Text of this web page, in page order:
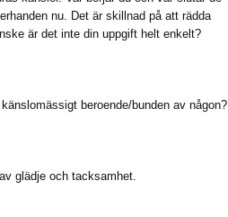
nu. Det är skillnad på att rädda
är det inte din uppgift helt enkelt?
beroende/bunden av någon?
glädje och tacksamhet.